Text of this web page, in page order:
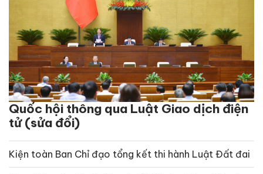
Quốc hội thông qua Luật Giao dịch điện
tử (sửa đổi)
Kiện toàn Ban Chỉ đạo tổng kết thi hành Luật Đất đai